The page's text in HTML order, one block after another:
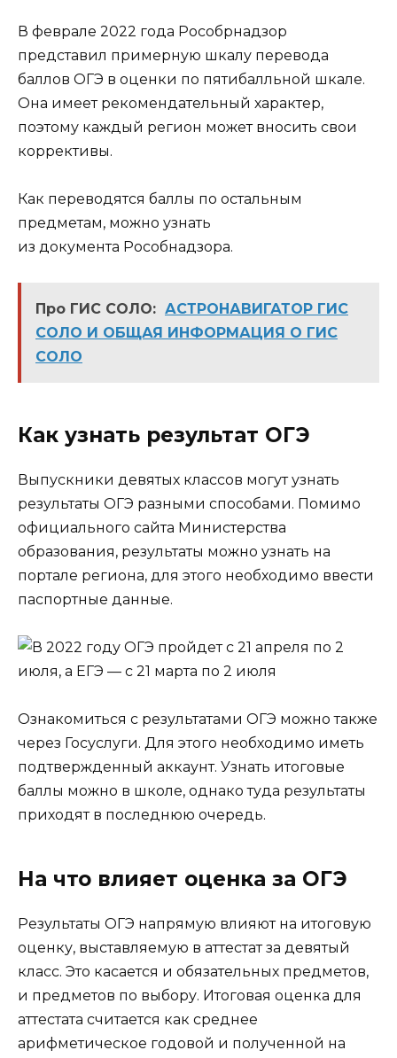
В феврале 2022 года Рособрнадзор
представил примерную шкалу перевода
баллов ОГЭ в оценки по пятибалльной шкале.
Она имеет рекомендательный характер,
поэтому каждый регион может вносить свои
коррективы.
Как переводятся баллы по остальным
предметам, можно узнать
из документа Рособнадзора.
Про ГИС СОЛО: АСТРОНАВИГАТОР ГИС
СОЛО И ОБЩАЯ ИНФОРМАЦИЯ О ГИС
СОЛО
Как узнать результат ОГЭ
Выпускники девятых классов могут узнать
результаты ОГЭ разными способами. Помимо
официального сайта Министерства
образования, результаты можно узнать на
портале региона, для этого необходимо ввести
паспортные данные.
Ознакомиться с результатами ОГЭ можно также
через Госуслуги. Для этого необходимо иметь
подтвержденный аккаунт. Узнать итоговые
баллы можно в школе, однако туда результаты
приходят в последнюю очередь.
На что влияет оценка за ОГЭ
Результаты ОГЭ напрямую влияют на итоговую
оценку, выставляемую в аттестат за девятый
класс. Это касается и обязательных предметов,
и предметов по выбору. Итоговая оценка для
аттестата считается как среднее
арифметическое годовой и полученной на